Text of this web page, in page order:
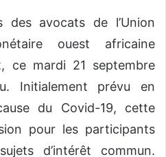
des avocats de l’Union
ouest africaine
ce mardi 21 septembre
Initialement prévu en
du Covid-19, cette
pour les participants
d’intérêt commun.